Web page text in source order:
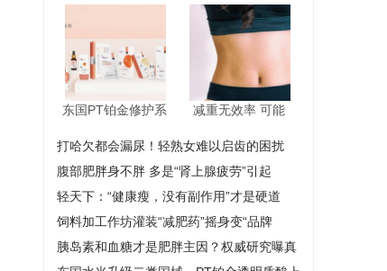
东国PT铂金修护系 减重无效率 可能
打哈欠都会漏尿！轻熟女难以启齿的困扰
腹部肥胖身不胖 多是“肾上腺疲劳”引起
轻天下：“健康瘦，没有副作用”才是硬道
饲料加工作坊灌装“减肥药”摇身变“品牌
胰岛素和血糖才是肥胖主因？权威研究曝真